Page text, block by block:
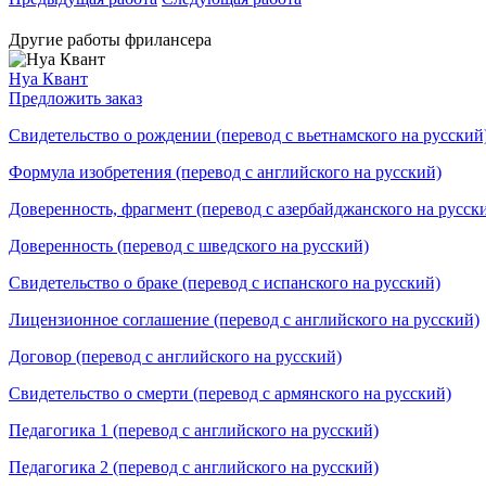
Другие работы фрилансера
Нуа Квант
Предложить заказ
Свидетельство о рождении (перевод с вьетнамского на
Формула изобретения (перевод с английского на русский)
Доверенность, фрагмент (перевод с азербайджанского на
Доверенность (перевод с шведского на русский)
Свидетельство о браке (перевод с испанского на русский)
Лицензионное соглашение (перевод с английского на русский)
Договор (перевод с английского на русский)
Свидетельство о смерти (перевод с армянского на русский)
Педагогика 1 (перевод с английского на русский)
Педагогика 2 (перевод с английского на русский)